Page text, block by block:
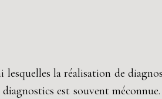
la réalisation de
est souvent